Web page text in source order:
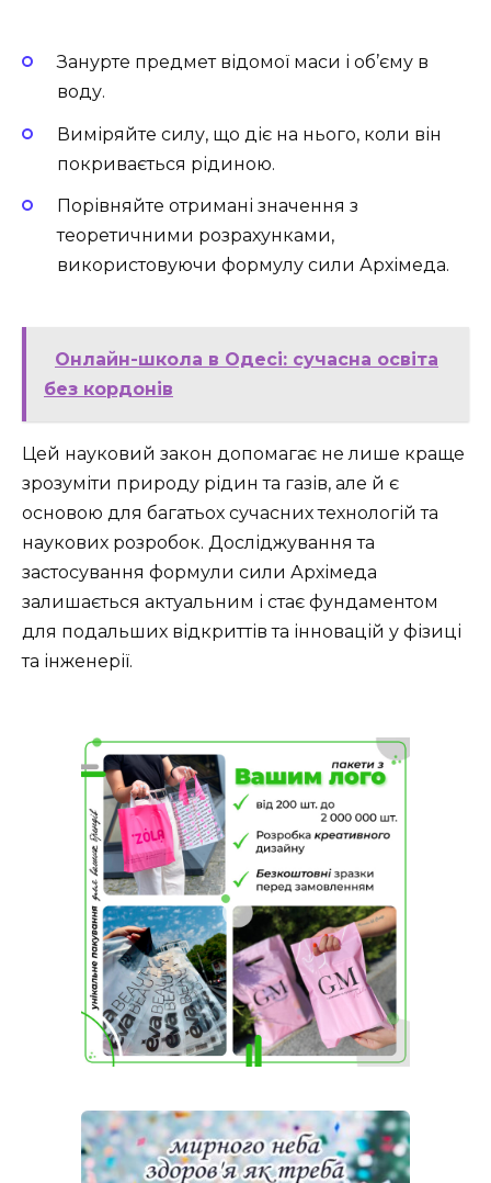
Занурте предмет відомої маси і об’єму в
воду.
Виміряйте силу, що діє на нього, коли він
покривається рідиною.
Порівняйте отримані значення з
теоретичними розрахунками,
використовуючи формулу сили Архімеда.
Онлайн-школа в Одесі: сучасна освіта
без кордонів
Цей науковий закон допомагає не лише краще
зрозуміти природу рідин та газів, але й є
основою для багатьох сучасних технологій та
наукових розробок. Досліджування та
застосування формули сили Архімеда
залишається актуальним і стає фундаментом
для подальших відкриттів та інновацій у фізиці
та інженерії.